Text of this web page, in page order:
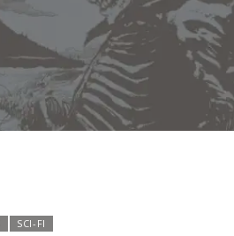
SCI-FI